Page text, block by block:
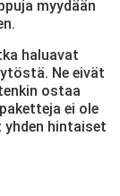
myydään
haluavat
Ne eivät
ostaa
ei ole
yhden hintaiset